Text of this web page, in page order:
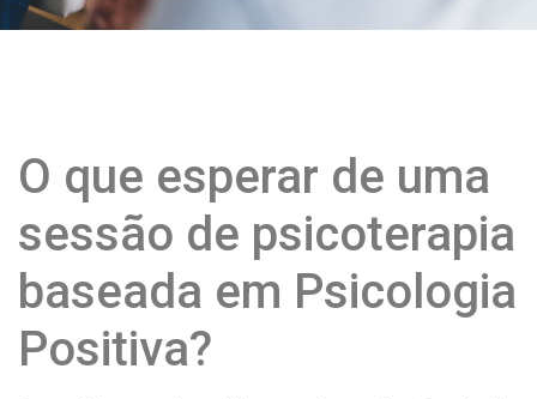
O que esperar de uma
sessão de psicoterapia
baseada em Psicologia
Positiva?